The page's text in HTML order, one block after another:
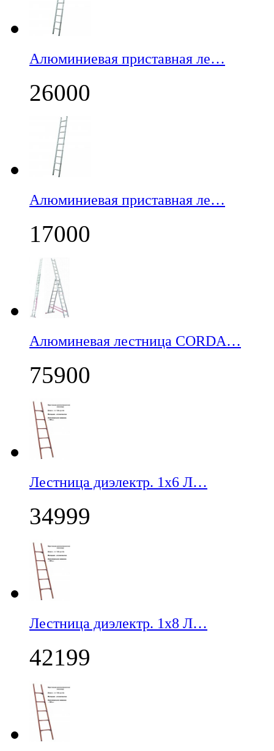
Алюминиевая приставная ле…
26000
Алюминиевая приставная ле…
17000
Алюминевая лестница CORDA…
75900
Лестница диэлектр. 1х6 Л…
34999
Лестница диэлектр. 1х8 Л…
42199